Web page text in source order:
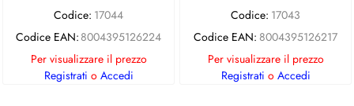
Codice: 17044
Codice EAN: 8004395126224
Per visualizzare il prezzo
Registrati o Accedi
Codice: 17043
Codice EAN: 8004395126217
Per visualizzare il prezzo
Registrati o Accedi